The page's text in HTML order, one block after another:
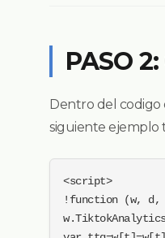
PASO
Dentro del codigo
siguiente ejemplo
<script>
!function (w,